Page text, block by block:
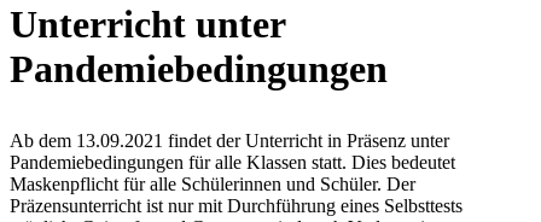
Unterricht unter
Pandemiebedingungen
Ab dem 13.09.2021 findet der Unterricht in Präsenz unter
Pandemiebedingungen für alle Klassen statt. Dies bedeutet
Maskenpflicht für alle Schülerinnen und Schüler. Der
Präzensunterricht ist nur mit Durchführung eines Selbsttests